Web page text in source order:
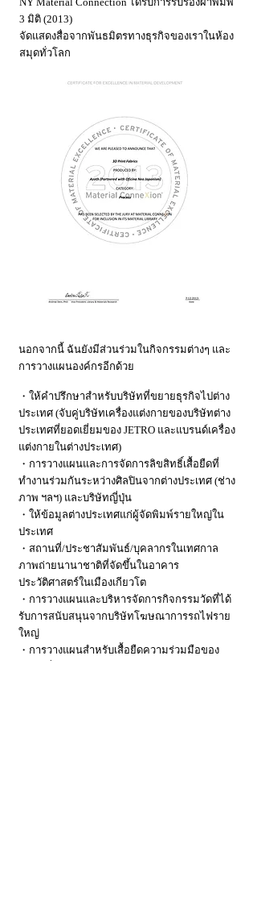
3 มิติ (2013)
จัดแสดงสื่อจากพันธมิตรทางธุรกิจของเราในห้อง
สมุดทั่วโลก
นอกจากนี้ ฉันยังมีส่วนร่วมในกิจกรรมต่างๆ และ
การวางแผนองค์กรอีกด้วย
・ให้คำปรึกษาสำหรับบริษัทที่ขยายธุรกิจไปต่าง
ประเทศ (จับคู่บริษัทเครื่องแต่งกายของบริษัทต่าง
ประเทศที่ยอดเยี่ยมของ JETRO และแบรนด์เครื่อง
แต่งกายในต่างประเทศ)
・การวางแผนและการจัดการลิขสิทธิ์เสื้อยืดที่
ทำงานร่วมกันระหว่างศิลปินจากต่างประเทศ (ช่าง
ภาพ ฯลฯ) และบริษัทญี่ปุ่น
・ให้ข้อมูลต่างประเทศแก่ผู้จัดพิมพ์รายใหญ่ใน
ประเทศ
・สถานที่/ประชาสัมพันธ์/บุคลากรในเทศกาล
ภาพถ่ายนานาชาติที่จัดขึ้นในอาคาร
ประวัติศาสตร์ในเมืองเกียวโต
・การวางแผนและบริหารจัดการกิจกรรมวัดที่ได้
รับการสนับสนุนจากบริษัทโฆษณาการรถไฟราย
ใหญ่
・การวางแผนสำหรับเสื้อยืดความร่วมมือของ